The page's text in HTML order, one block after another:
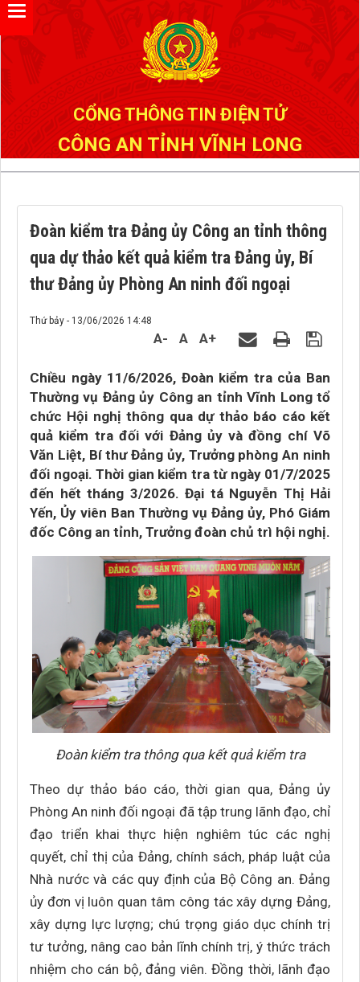
CỔNG THÔNG TIN ĐIỆN TỬ
CÔNG AN TỈNH VĨNH LONG
Đoàn kiểm tra Đảng ủy Công an tỉnh thông
qua dự thảo kết quả kiểm tra Đảng ủy, Bí
thư Đảng ủy Phòng An ninh đối ngoại
Thứ bảy - 13/06/2026 14:48
A- A A+
Chiều ngày 11/6/2026, Đoàn kiểm tra của Ban
Thường vụ Đảng ủy Công an tỉnh Vĩnh Long tổ
chức Hội nghị thông qua dự thảo báo cáo kết
quả kiểm tra đối với Đảng ủy và đồng chí Võ
Văn Liệt, Bí thư Đảng ủy, Trưởng phòng An ninh
đối ngoại. Thời gian kiểm tra từ ngày 01/7/2025
đến hết tháng 3/2026. Đại tá Nguyễn Thị Hải
Yến, Ủy viên Ban Thường vụ Đảng ủy, Phó Giám
đốc Công an tỉnh, Trưởng đoàn chủ trì hội nghị.
Đoàn kiểm tra thông qua kết quả kiểm tra
Theo dự thảo báo cáo, thời gian qua, Đảng ủy
Phòng An ninh đối ngoại đã tập trung lãnh đạo, chỉ
đạo triển khai thực hiện nghiêm túc các nghị
quyết, chỉ thị của Đảng, chính sách, pháp luật của
Nhà nước và các quy định của Bộ Công an. Đảng
ủy đơn vị luôn quan tâm công tác xây dựng Đảng,
xây dựng lực lượng; chú trọng giáo dục chính trị
tư tưởng, nâng cao bản lĩnh chính trị, ý thức trách
nhiệm cho cán bộ, đảng viên. Đồng thời, lãnh đạo